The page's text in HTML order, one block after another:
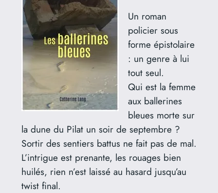
Un roman
policier sous
forme épistolaire
: un genre à lui
tout seul.
Qui est la femme
aux ballerines
bleues morte sur
la dune du Pilat un soir de septembre ?
Sortir des sentiers battus ne fait pas de mal.
L’intrigue est prenante, les rouages bien
huilés, rien n’est laissé au hasard jusqu’au
twist final.